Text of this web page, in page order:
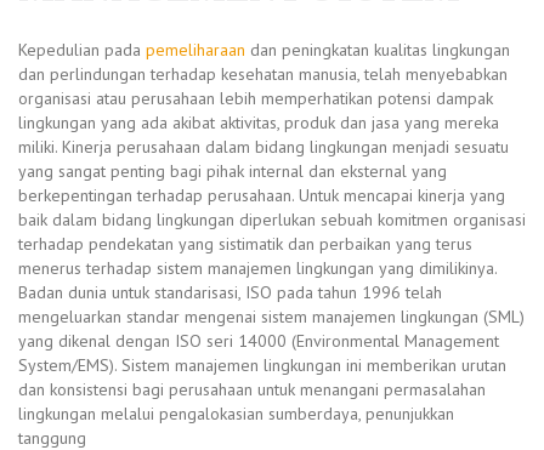
Kepedulian pada pemeliharaan dan peningkatan kualitas lingkungan
dan perlindungan terhadap kesehatan manusia, telah menyebabkan
organisasi atau perusahaan lebih memperhatikan potensi dampak
lingkungan yang ada akibat aktivitas, produk dan jasa yang mereka
miliki. Kinerja perusahaan dalam bidang lingkungan menjadi sesuatu
yang sangat penting bagi pihak internal dan eksternal yang
berkepentingan terhadap perusahaan. Untuk mencapai kinerja yang
baik dalam bidang lingkungan diperlukan sebuah komitmen organisasi
terhadap pendekatan yang sistimatik dan perbaikan yang terus
menerus terhadap sistem manajemen lingkungan yang dimilikinya.
Badan dunia untuk standarisasi, ISO pada tahun 1996 telah
mengeluarkan standar mengenai sistem manajemen lingkungan (SML)
yang dikenal dengan ISO seri 14000 (Environmental Management
System/EMS). Sistem manajemen lingkungan ini memberikan urutan
dan konsistensi bagi perusahaan untuk menangani permasalahan
lingkungan melalui pengalokasian sumberdaya, penunjukkan
tanggung